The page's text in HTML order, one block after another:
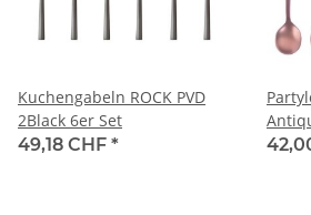
Kuchengabeln ROCK PVD
2Black 6er Set
49,18 CHF *